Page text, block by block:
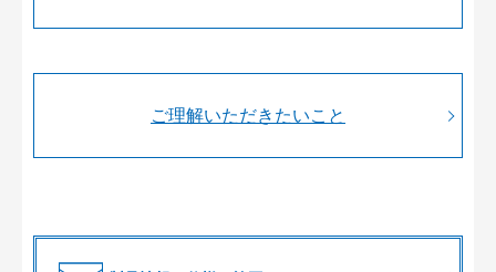
ご理解いただきたいこと